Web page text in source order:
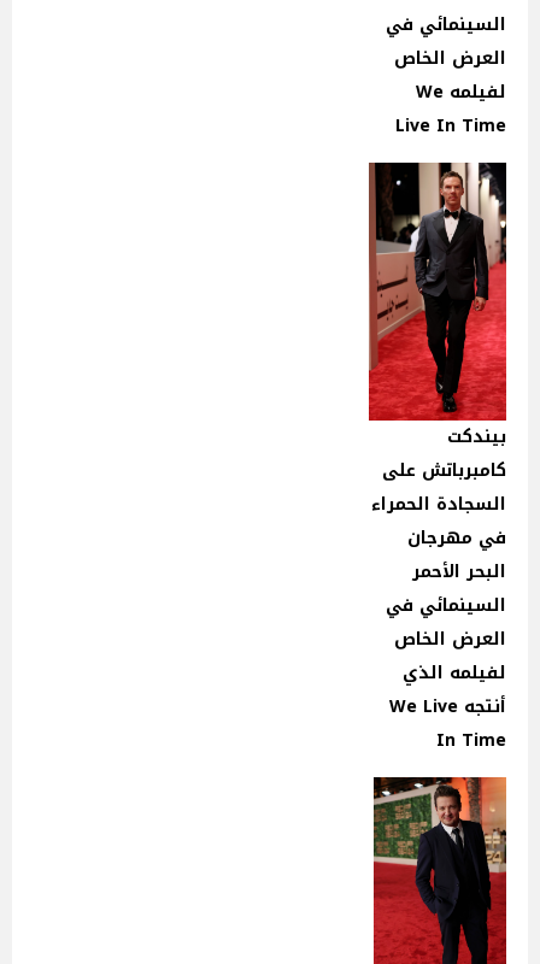
السينمائي في
العرض الخاص
لفيلمه We
Live In Time
بيندكت
كامبرباتش على
السجادة الحمراء
في مهرجان
البحر الأحمر
السينمائي في
العرض الخاص
لفيلمه الذي
أنتجه We Live
In Time